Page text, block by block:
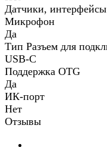
Датчики,
Микрофон
Да
Тип Разъем для
USB-C
Поддержка OTG
Да
ИК-порт
Нет
Отзывы